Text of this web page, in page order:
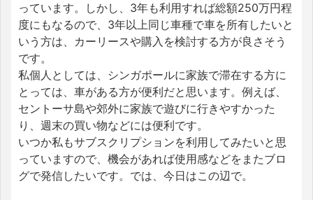
っています。しかし、3年も利用すれば総額250万円程
度にもなるので、3年以上同じ車種で車を所有したいと
いう方は、カーリースや購入を検討する方が良さそう
です。
私個人としては、シンガポールに家族で滞在する方に
とっては、車がある方が便利だと思います。例えば、
セントーサ島や郊外に家族で遊びに行きやすかった
り、週末の買い物などには便利です。
いつか私もサブスクリプションを利用してみたいと思
っていますので、機会があれば使用感などをまたブロ
グで発信したいです。では、今日はこの辺で。